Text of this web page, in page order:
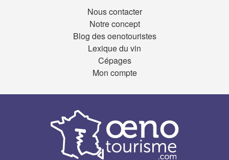
Nous contacter
Notre concept
Blog des oenotouristes
Lexique du vin
Cépages
Mon compte